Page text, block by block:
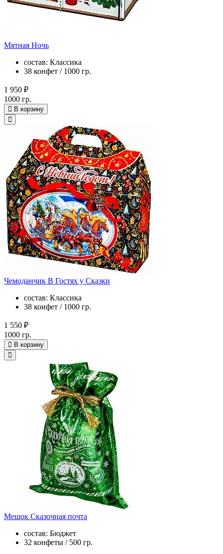
Мятная Ночь
состав: Классика
38 конфет / 1000 гр.
1 950 ₽
1000 гр.
В корзину
Чемоданчик В Гостях у Сказки
состав: Классика
38 конфет / 1000 гр.
1 550 ₽
1000 гр.
В корзину
Мешок Сказочная почта
состав: Бюджет
32 конфеты / 500 гр.